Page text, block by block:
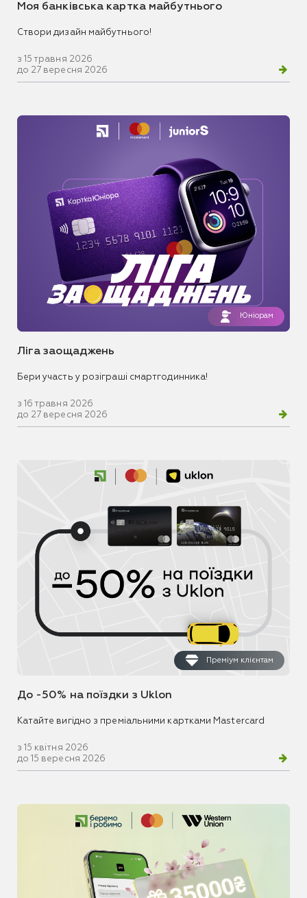
Моя банківська картка майбутнього
Створи дизайн майбутнього!
з 15 травня 2026
до 27 вересня 2026
Юніорам
Ліга заощаджень
Бери участь у розіграші смартгодинника!
з 16 травня 2026
до 27 вересня 2026
Преміум клієнтам
До -50% на поїздки з Uklon
Катайте вигідно з преміальними картками Mastercard
з 15 квітня 2026
до 15 вересня 2026